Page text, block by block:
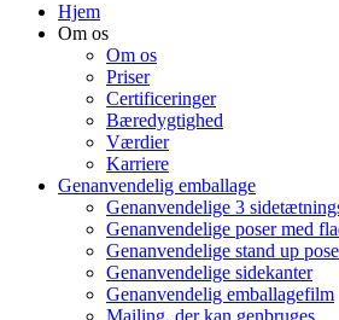
Hjem
Om os
Om os
Priser
Certificeringer
Bæredygtighed
Værdier
Karriere
Genanvendelig emballage
Genanvendelige 3
Genanvendelige poser med
Genanvendelige stand up
Genanvendelige sidekanter
Genanvendelig emballagefilm
Mailing, der kan genbruges